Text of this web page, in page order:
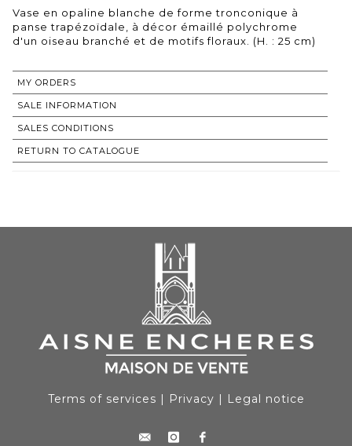
Vase en opaline blanche de forme tronconique à
panse trapézoïdale, à décor émaillé polychrome
d'un oiseau branché et de motifs floraux. (H. : 25 cm)
MY ORDERS
SALE INFORMATION
SALES CONDITIONS
RETURN TO CATALOGUE
Terms of services | Privacy | Legal notice